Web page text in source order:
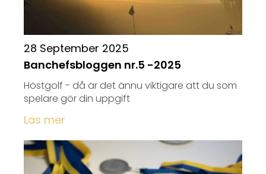
28 September 2025
Banchefsbloggen nr.5 -2025
Höstgolf - då är det ännu viktigare att du som
spelare gör din uppgift
Läs mer